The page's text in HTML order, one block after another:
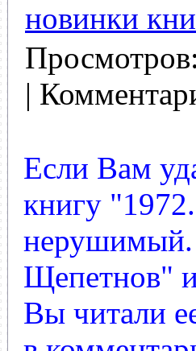
новинки
|
Если Вам
книгу
нерушимый.
Щепетнов"
Вы читали